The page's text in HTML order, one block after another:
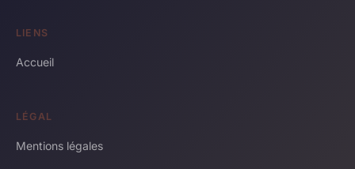
LIENS
Accueil
LÉGAL
Mentions légales